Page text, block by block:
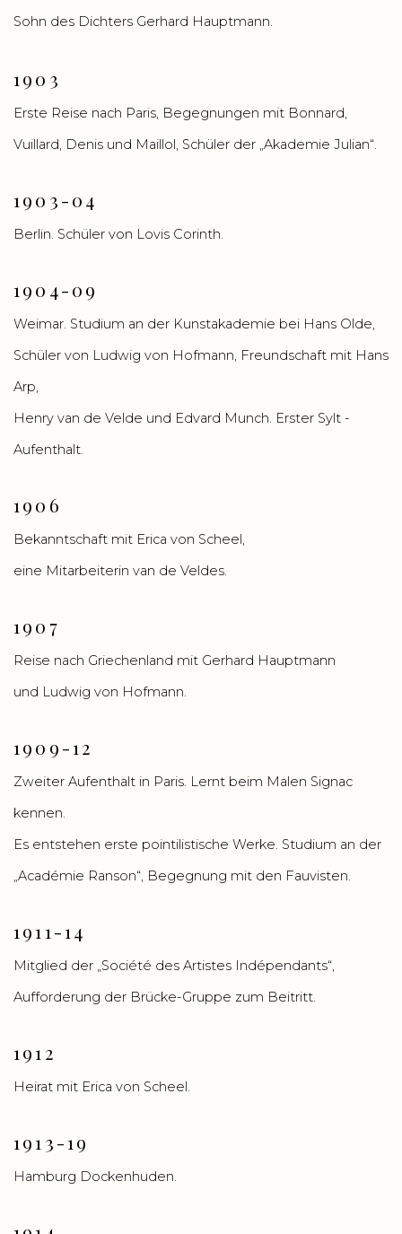
Sohn des Dichters Gerhard Hauptmann.
1903
Erste Reise nach Paris, Begegnungen mit Bonnard,
Vuillard, Denis und Maillol, Schüler der „Akademie Julian“.
1903-04
Berlin. Schüler von Lovis Corinth.
1904-09
Weimar. Studium an der Kunstakademie bei Hans Olde,
Schüler von Ludwig von Hofmann, Freundschaft mit Hans
Arp,
Henry van de Velde und Edvard Munch. Erster Sylt -
Aufenthalt.
1906
Bekanntschaft mit Erica von Scheel,
eine Mitarbeiterin van de Veldes.
1907
Reise nach Griechenland mit Gerhard Hauptmann
und Ludwig von Hofmann.
1909-12
Zweiter Aufenthalt in Paris. Lernt beim Malen Signac
kennen.
Es entstehen erste pointilistische Werke. Studium an der
„Académie Ranson“, Begegnung mit den Fauvisten.
1911-14
Mitglied der „Société des Artistes Indépendants“,
Aufforderung der Brücke-Gruppe zum Beitritt.
1912
Heirat mit Erica von Scheel.
1913-19
Hamburg Dockenhuden.